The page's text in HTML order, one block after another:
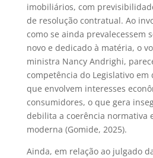
imobiliários, com
de resolução contratual. Ao
como se ainda prevalecessem
novo e dedicado à matéria, o
ministra Nancy Andrighi,
competência do Legislativo
que envolvem interesses
consumidores, o que gera
debilita a coerência normativa
moderna (Gomide, 2025).
Ainda, em relação ao julgado